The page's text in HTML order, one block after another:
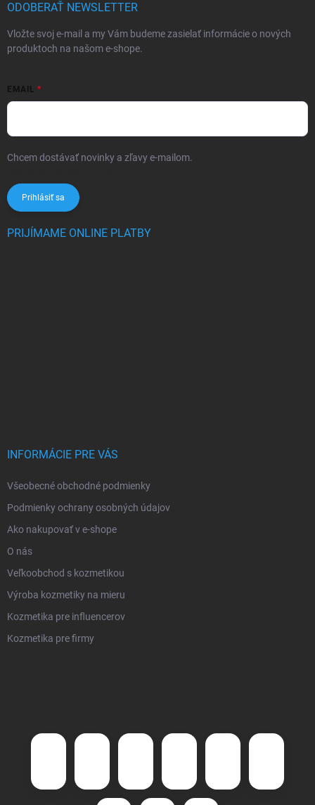
ODOBERAŤ NEWSLETTER
Vložte svoj e-mail a my Vám budeme zasielať informácie o nových
produktoch na našom e-shope.
EMAIL
Chcem dostávať novinky a zľavy e-mailom.
Prihlásiť sa
PRIJÍMAME ONLINE PLATBY
INFORMÁCIE PRE VÁS
Všeobecné obchodné podmienky
Podmienky ochrany osobných údajov
Ako nakupovať v e-shope
O nás
Veľkoobchod s kozmetikou
Výroba kozmetiky na mieru
Kozmetika pre influencerov
Kozmetika pre firmy